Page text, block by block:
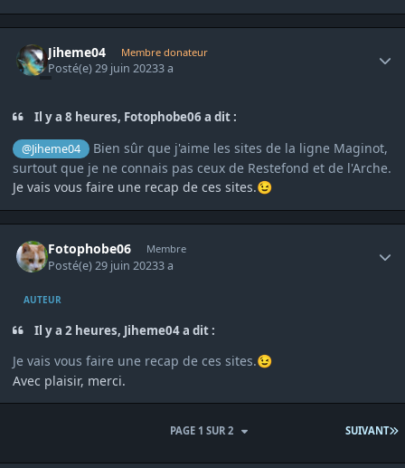
Jiheme04 Membre donateur
Posté(e)29 juin 20233 a
Il y a 8 heures, Fotophobe06 a dit :
@Jiheme04
Bien sûr que j'aime les sites de la ligne Maginot,
surtout que je ne connais pas ceux de Restefond et de l'Arche.
Je vais vous faire une recap de ces sites.😉
Fotophobe06 Membre
Posté(e)29 juin 20233 a
AUTEUR
Il y a 2 heures, Jiheme04 a dit :
Je vais vous faire une recap de ces sites.😉
Avec plaisir, merci.
SUIVANT
PAGE 1 SUR 2